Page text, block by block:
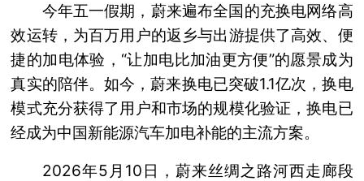
今年五一假期，蔚来遍布全国的充换电网络高
效运转，为百万用户的返乡与出游提供了高效、便
捷的加电体验，“让加电比加油更方便”的愿景成为
真实的陪伴。如今，蔚来换电已突破1.1亿次，换电
模式充分获得了用户和市场的规模化验证，换电已
经成为中国新能源汽车加电补能的主流方案。
2026年5月10日，蔚来丝绸之路河西走廊段